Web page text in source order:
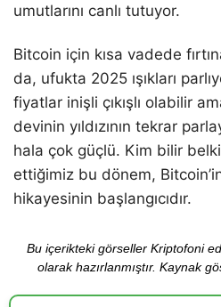
umutlarını canlı tutuyor.
Bitcoin için kısa vadede
da, ufukta 2025 ışıkları
fiyatlar inişli çıkışlı olabilir
devinin yıldızının tekrar
hala çok güçlü. Kim bilir
ettiğimiz bu dönem,
hikayesinin başlangıcıdır.
Bu içerikteki görseller Kriptofoni
olarak hazırlanmıştır. Kaynak